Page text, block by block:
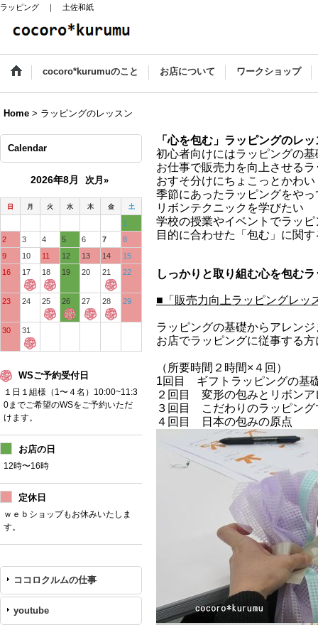
ラッピング ｜ 土佐和紙
cocoro*kurumuのこと お店について ワークショップ
Home > ラッピングのレッスン
Calendar
2026年8月 次月»
日 月 火 水 木 金 土
1
2
3 4 5 6 7
8
9
10 11 12 13 14
15
16
17 18 19 20 21 22
23 24 25 26 27 28 29
30 31
WSご予約受付日
１日１組様（1〜４名）10:00~11:3
0までご希望のWSをご予約いただ
けます。
お店の日
12時〜16時
定休日
ｗｅｂショップもお休みいたしま
す。
ココロクルムの仕事
youtube
「心を包む」ラッピングのレ
初心者向けにはラッピングの
お仕事で販売力を向上させる
おすそ分けにちょこっとかわ
季節にあったラッピングをやっ
リボンテクニックを学びたい
学校の授業やイベントでラッ
目的に合わせた「包む」に関
しっかりと取り組む心を包む
■「販売力向上ラッピングレッ
ラッピングの基礎からアレンジ
お店でラッピングに従事する
（所要時間２時間×４回）
1回目 ギフトラッピングの基
２回目 変形の包みとリボンア
３回目 こだわりのラッピング
４回目 日本の包みの原点